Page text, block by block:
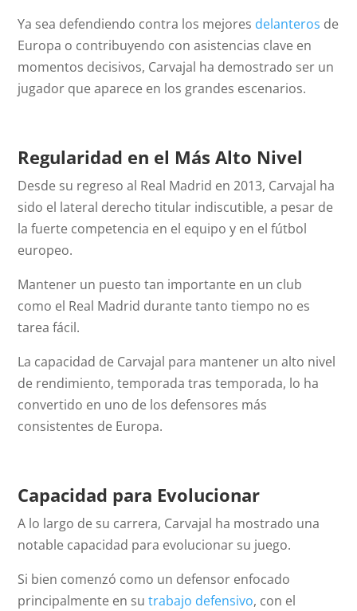
Ya sea defendiendo contra los mejores delanteros de
Europa o contribuyendo con asistencias clave en
momentos decisivos, Carvajal ha demostrado ser un
jugador que aparece en los grandes escenarios.
Regularidad en el Más Alto Nivel
Desde su regreso al Real Madrid en 2013, Carvajal ha
sido el lateral derecho titular indiscutible, a pesar de
la fuerte competencia en el equipo y en el fútbol
europeo.
Mantener un puesto tan importante en un club
como el Real Madrid durante tanto tiempo no es
tarea fácil.
La capacidad de Carvajal para mantener un alto nivel
de rendimiento, temporada tras temporada, lo ha
convertido en uno de los defensores más
consistentes de Europa.
Capacidad para Evolucionar
A lo largo de su carrera, Carvajal ha mostrado una
notable capacidad para evolucionar su juego.
Si bien comenzó como un defensor enfocado
principalmente en sutrabajo defensivo, con el